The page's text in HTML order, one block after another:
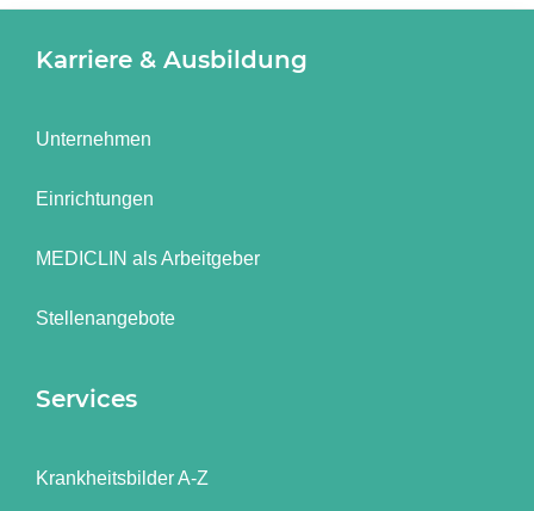
Karriere & Ausbildung
Unternehmen
Einrichtungen
MEDICLIN als Arbeitgeber
Stellenangebote
Services
Krankheitsbilder A-Z